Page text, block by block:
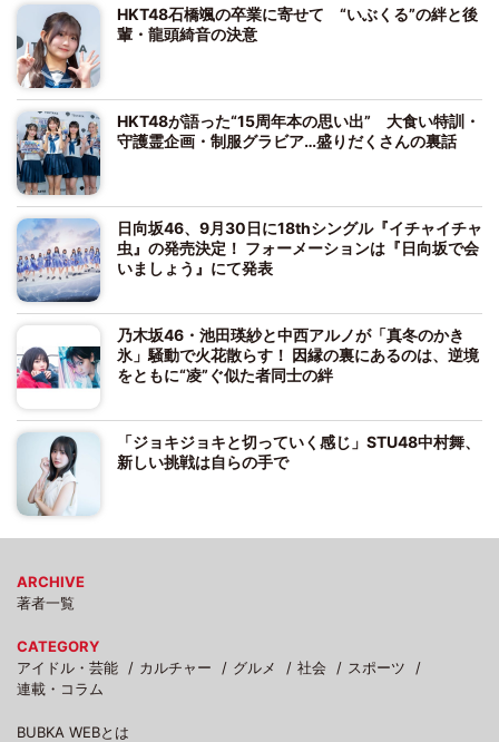
HKT48石橋颯の卒業に寄せて “いぶくる”の絆と後
輩・龍頭綺音の決意
HKT48が語った“15周年本の思い出” 大食い特訓・
守護霊企画・制服グラビア…盛りだくさんの裏話
日向坂46、9月30日に18thシングル『イチャイチャ
虫』の発売決定！ フォーメーションは『日向坂で会
いましょう』にて発表
乃木坂46・池田瑛紗と中西アルノが「真冬のかき
氷」騒動で火花散らす！ 因縁の裏にあるのは、逆境
をともに“凌”ぐ似た者同士の絆
「ジョキジョキと切っていく感じ」STU48中村舞、
新しい挑戦は自らの手で
ARCHIVE
著者一覧
CATEGORY
アイドル・芸能
カルチャー グルメ 社会
スポーツ
連載・コラム
BUBKA WEBとは